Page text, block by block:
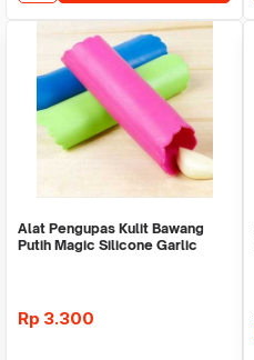
Alat Pengupas Kulit Bawang
Putih Magic Silicone Garlic
Rp 3.300